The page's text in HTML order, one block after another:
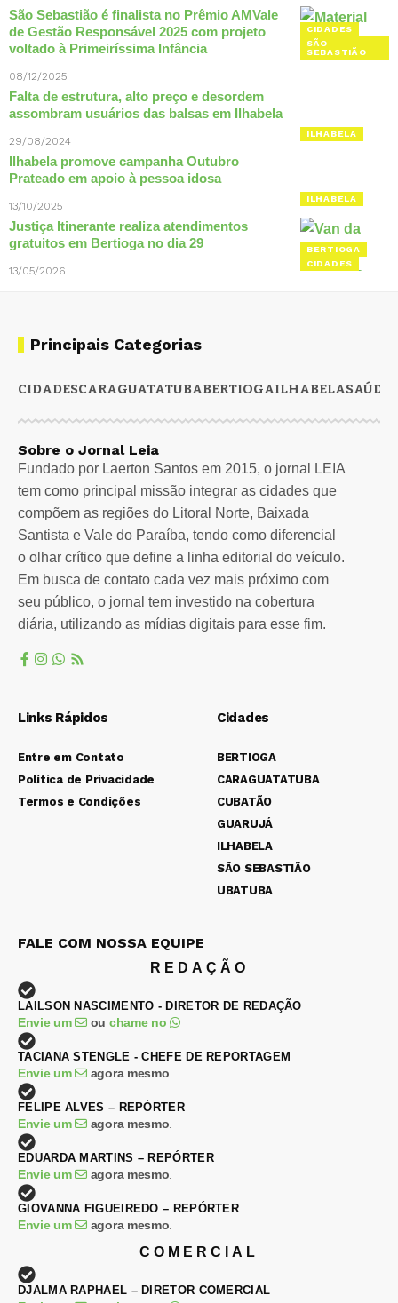
CIDADES
SÃO
SEBASTIÃO
São Sebastião é finalista no Prêmio AMVale
de Gestão Responsável 2025 com projeto
voltado à Primeiríssima Infância
08/12/2025
ILHABELA
Falta de estrutura, alto preço e desordem
assombram usuários das balsas em Ilhabela
29/08/2024
ILHABELA
Ilhabela promove campanha Outubro
Prateado em apoio à pessoa idosa
13/10/2025
BERTIOGA
CIDADES
Justiça Itinerante realiza atendimentos
gratuitos em Bertioga no dia 29
13/05/2026
Principais Categorias
CIDADESCARAGUATATUBABERTIOGAILHABELASAÚDE
Sobre o Jornal Leia
Fundado por Laerton Santos em 2015, o jornal LEIA
tem como principal missão integrar as cidades que
compõem as regiões do Litoral Norte, Baixada
Santista e Vale do Paraíba, tendo como diferencial
o olhar crítico que define a linha editorial do veículo.
Em busca de contato cada vez mais próximo com
seu público, o jornal tem investido na cobertura
diária, utilizando as mídias digitais para esse fim.
Links Rápidos
Entre em Contato
Política de Privacidade
Termos e Condições
Cidades
BERTIOGA
CARAGUATATUBA
CUBATÃO
GUARUJÁ
ILHABELA
SÃO SEBASTIÃO
UBATUBA
FALE COM NOSSA EQUIPE
REDAÇÃO
LAILSON NASCIMENTO - DIRETOR DE REDAÇÃO
Envie um ou chame no
TACIANA STENGLE - CHEFE DE REPORTAGEM
Envie um agora mesmo.
FELIPE ALVES – REPÓRTER
Envie um agora mesmo.
EDUARDA MARTINS – REPÓRTER
Envie um agora mesmo.
GIOVANNA FIGUEIREDO – REPÓRTER
Envie um agora mesmo.
COMERCIAL
DJALMA RAPHAEL – DIRETOR COMERCIAL